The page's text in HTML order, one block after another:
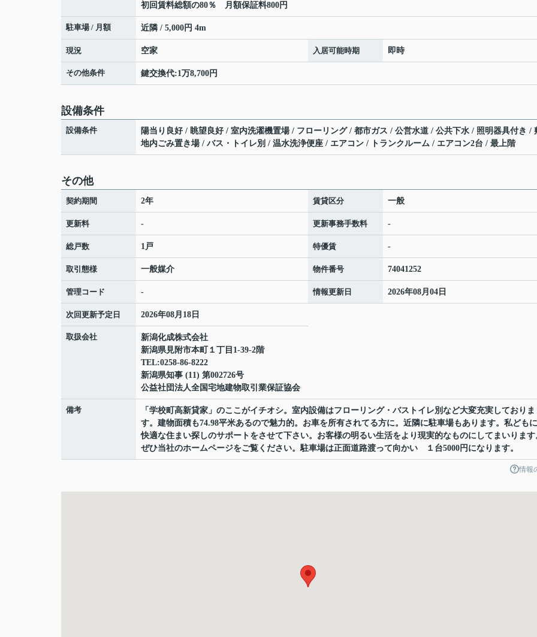
初回賃料総額の80％ 月額保証料800円
駐車場 / 月額 近隣 / 5,000円 4m
現況 空家 入居可能時期 即時
その他条件 鍵交換代:1万8,700円
設備条件
設備条件
陽当り良好 / 眺望良好 / 室内洗濯機置場 / フローリング / 都市ガス / 公営水道 / 公共下水 / 照明器具付き /
地内ごみ置き場 / バス・トイレ別 / 温水洗浄便座 / エアコン / トランクルーム / エアコン2台 / 最上階
その他
契約期間 2年 賃貸区分 一般
更新料 - 更新事務手数料 -
総戸数 1戸 特優賃 -
取引態様 一般媒介 物件番号 74041252
管理コード - 情報更新日 2026年08月04日
次回更新予定日 2026年08月18日
取扱会社
新潟化成株式会社
新潟県見附市本町１丁目1-39-2階
TEL:0258-86-8222
新潟県知事 (11) 第002726号
公益社団法人全国宅地建物取引業保証協会
備考
「学校町高新貸家」のここがイチオシ。室内設備はフローリング・バストイレ別など大変充実しておりま
す。建物面積も74.98平米あるので魅力的。お車を所有されてる方に。近隣に駐車場もあります。私ども
快適な住まい探しのサポートをさせて下さい。お客様の明るい生活をより現実的なものにしてまいります
ぜひ当社のホームページをご覧ください。駐車場は正面道路渡って向かい １台5000円になります。
情報